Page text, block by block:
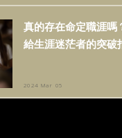
真的存在命定職涯嗎
給生涯迷茫者的突破
2024 Mar 05